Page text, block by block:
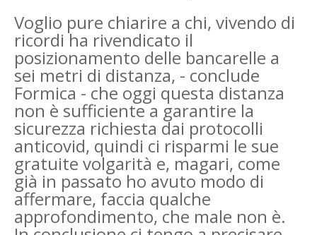
Voglio pure chiarire a chi, vivendo di
ricordi ha rivendicato il
posizionamento delle bancarelle a
sei metri di distanza, - conclude
Formica - che oggi questa distanza
non è sufficiente a garantire la
sicurezza richiesta dai protocolli
anticovid, quindi ci risparmi le sue
gratuite volgarità e, magari, come
già in passato ho avuto modo di
affermare, faccia qualche
approfondimento, che male non è.